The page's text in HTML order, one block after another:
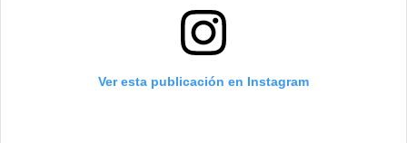
Ver esta publicación en Instagram